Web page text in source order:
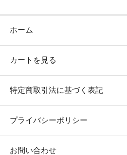
ホーム
カートを見る
特定商取引法に基づく表記
プライバシーポリシー
お問い合わせ